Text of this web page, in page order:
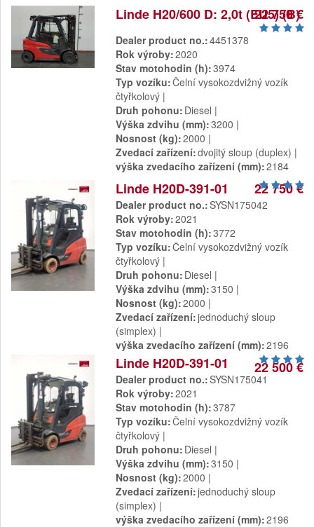
22 750 €
Linde H20/600 D: 2,0t (EU5) (B)
Dealer product no. 4451378
Rok výroby 2020
Stav motohodin (h) 3974
Typ vozíku Čelní vysokozdvižný vozík
čtyřkolový
Druh pohonu Diesel
Výška zdvihu (mm) 3200
Nosnost (kg) 2000
Zvedací zařízení dvojitý sloup (duplex)
výška zvedacího zařízení (mm) 2184
22 750 €
Linde H20D-391-01
Dealer product no. SYSN175042
Rok výroby 2021
Stav motohodin (h) 3772
Typ vozíku Čelní vysokozdvižný vozík
čtyřkolový
Druh pohonu Diesel
Výška zdvihu (mm) 3150
Nosnost (kg) 2000
Zvedací zařízení jednoduchý sloup
(simplex)
výška zvedacího zařízení (mm) 2196
22 500 €
Linde H20D-391-01
Dealer product no. SYSN175041
Rok výroby 2021
Stav motohodin (h) 3787
Typ vozíku Čelní vysokozdvižný vozík
čtyřkolový
Druh pohonu Diesel
Výška zdvihu (mm) 3150
Nosnost (kg) 2000
Zvedací zařízení jednoduchý sloup
(simplex)
výška zvedacího zařízení (mm) 2196